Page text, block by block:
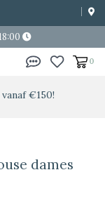
0
€150!
dames